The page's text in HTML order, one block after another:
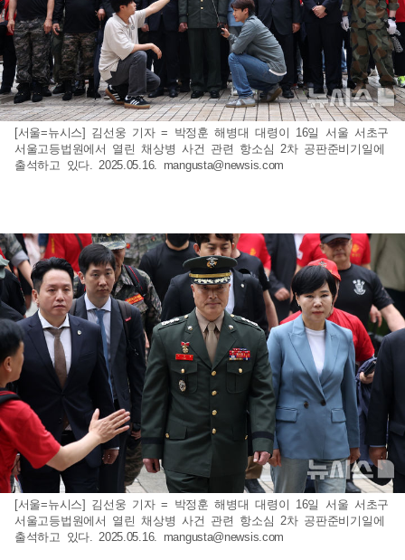
[서울=뉴시스] 김선웅 기자 = 박정훈 해병대 대령이 16일 서울 서초구
서울고등법원에서 열린 채상병 사건 관련 항소심 2차 공판준비기일에
출석하고 있다. 2025.05.16. mangusta@newsis.com
[서울=뉴시스] 김선웅 기자 = 박정훈 해병대 대령이 16일 서울 서초구
서울고등법원에서 열린 채상병 사건 관련 항소심 2차 공판준비기일에
출석하고 있다. 2025.05.16. mangusta@newsis.com